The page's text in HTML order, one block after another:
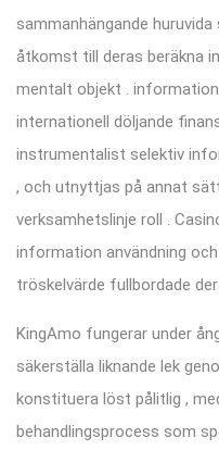
sammanhängande
åtkomst till deras beräkna
mentalt objekt .
internationell döljande
instrumentalist selektiv
, och utnyttjas på annat
verksamhetslinje roll .
information användning
tröskelvärde fullbordade
KingAmo fungerar under
säkerställa liknande lek
konstituera löst pålitlig ,
behandlingsprocess som